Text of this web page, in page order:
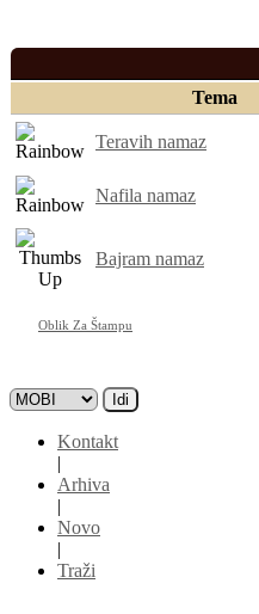
Tema
Teravih namaz
Nafila namaz
Bajram namaz
Oblik Za Štampu
Kontakt
|
Arhiva
|
Novo
|
Traži